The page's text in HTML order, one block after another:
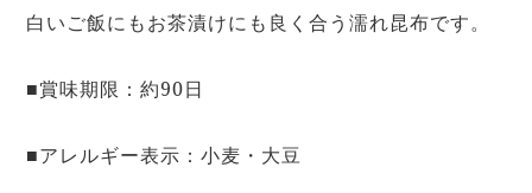
白いご飯にもお茶漬けにも良く合う濡れ昆布です。
■賞味期限：約90日
■アレルギー表示：小麦・大豆